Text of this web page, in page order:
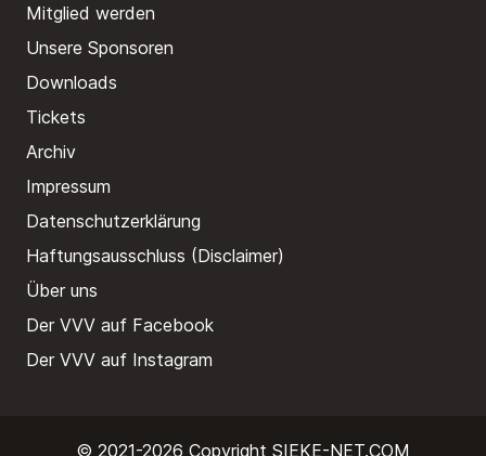
Mitglied werden
Unsere Sponsoren
Downloads
Tickets
Archiv
Impressum
Datenschutzerklärung
Haftungsausschluss (Disclaimer)
Über uns
Der VVV auf Facebook
Der VVV auf Instagram
© 2021-2026 Copyright SIEKE-NET.COM